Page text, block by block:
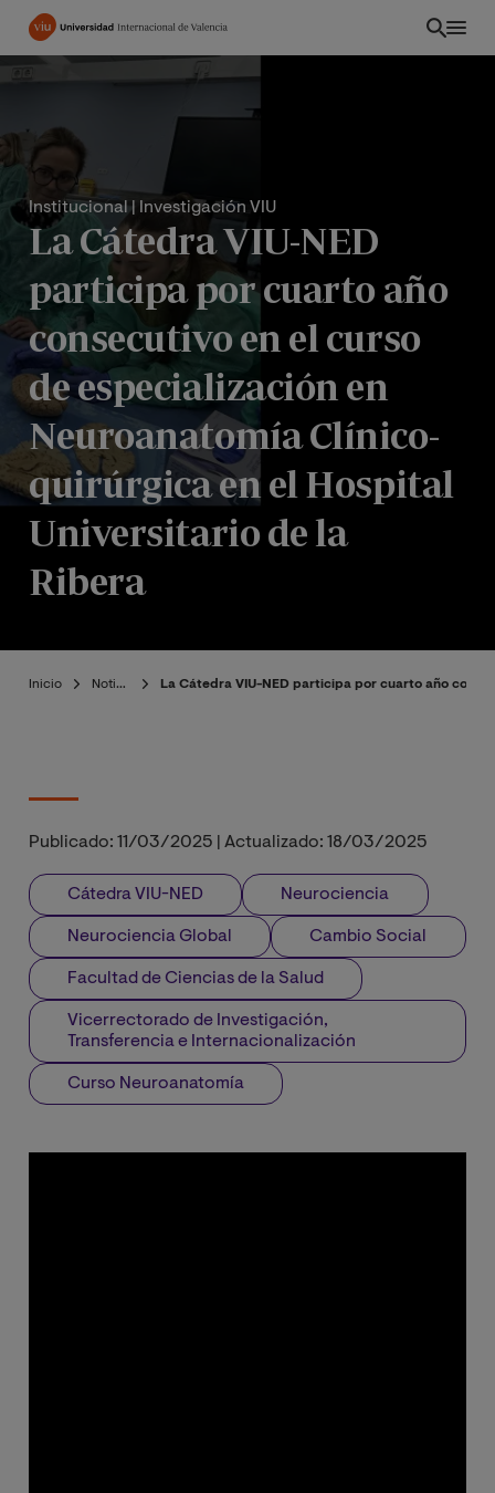
Pasar
contenido
ES
Institucional | Investigación VIU
La Cátedra VIU-NED
participa por cuarto año
consecutivo en el curso
de especialización en
Neuroanatomía Clínico-
quirúrgica en el Hospital
Universitario de la
Ribera
Inicio Noticias La Cátedra VIU-NED participa por cuarto año
Publicado: 11/03/2025 Actualizado: 18/03/2025
Cátedra VIU-NED Neurociencia
Neurociencia Global Cambio Social
Facultad de Ciencias de la Salud
Vicerrectorado de Investigación,
Transferencia e Internacionalización
Curso Neuroanatomía